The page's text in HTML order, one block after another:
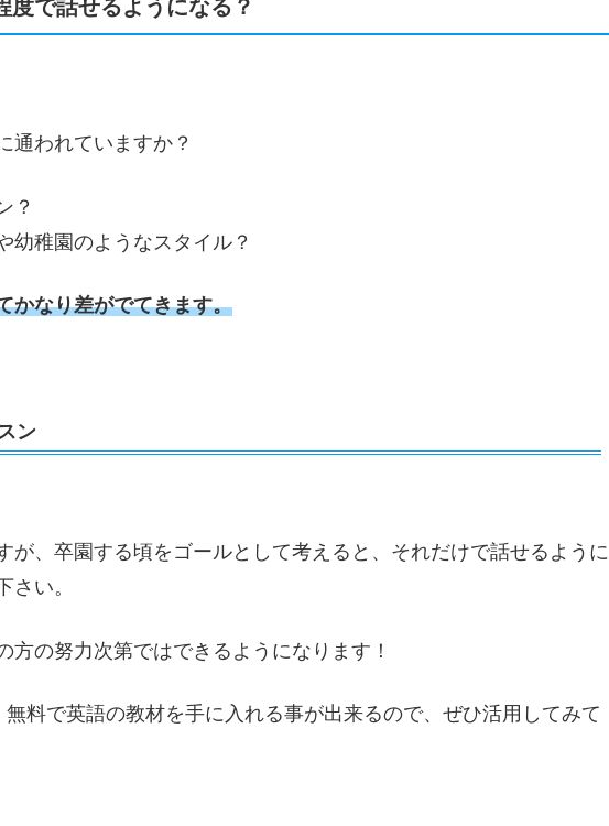
度で話せるようになる？
通われていますか？
？
幼稚園のようなスタイル？
かなり差がでてきます。
ン
が、卒園する頃をゴールとして考えると、それだけで話せるように
さい。
方の努力次第ではできるようになります！
料で英語の教材を手に入れる事が出来るので、ぜひ活用してみて